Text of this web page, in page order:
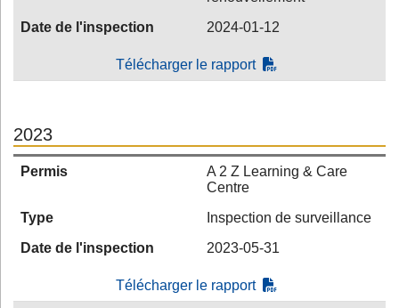
Date de l'inspection
2024-01-12
Télécharger le rapport
2023
Permis
A 2 Z Learning & Care
Centre
Type
Inspection de surveillance
Date de l'inspection
2023-05-31
Télécharger le rapport